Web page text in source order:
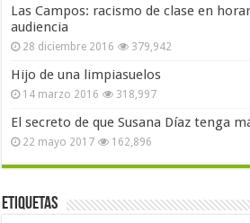
Las Campos: racismo de clase en
audiencia
28 diciembre 2016 379,942
Hijo de una limpiasuelos
14 marzo 2016 318,997
El secreto de que Susana Díaz tenga
22 mayo 2017 162,896
Etiquetas